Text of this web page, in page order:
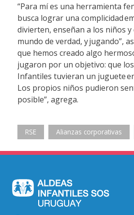
“Para mí es una herramienta
busca lograr una complicidad
divierten, enseñan a los niños y
mundo de verdad, y jugando”,
que hemos creado algo
jugaron por un objetivo: que
Infantiles tuvieran un juguete
Los propios niños pudieron
posible”, agrega.
RSE Alianzas corporativas